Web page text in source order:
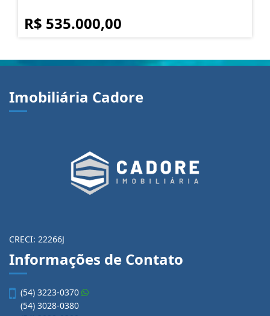
2
R$ 535.000,00
CRECI: 22266J
Informações de Contato